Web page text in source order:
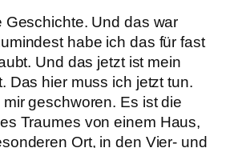
Geschichte. Und das war
habe ich das für fast
Und das jetzt ist mein
Das hier muss ich jetzt tun.
geschworen. Es ist die
Traumes von einem Haus,
Ort, in den Vier- und